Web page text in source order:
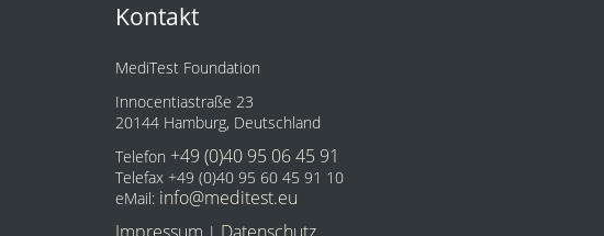
Kontakt
MediTest Foundation
Innocentiastraße 23
20144 Hamburg, Deutschland
Telefon +49 (0)40 95 06 45 91
Telefax +49 (0)40 95 60 45 91 10
eMail: info@meditest.eu